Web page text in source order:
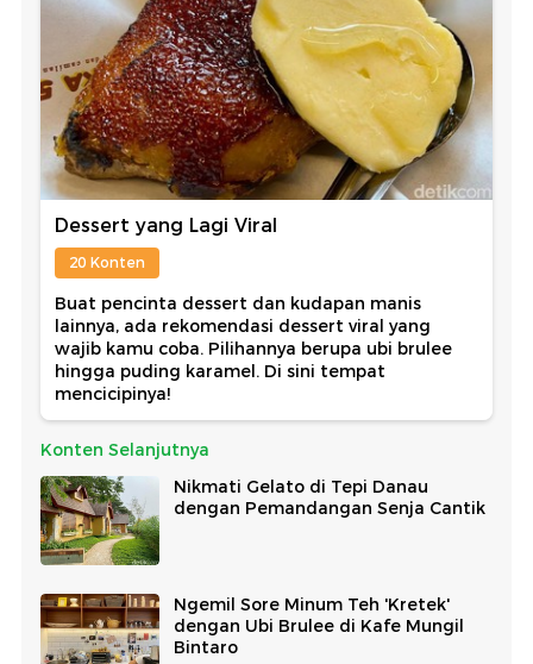
Dessert yang Lagi Viral
20 Konten
Buat pencinta dessert dan kudapan manis
lainnya, ada rekomendasi dessert viral yang
wajib kamu coba. Pilihannya berupa ubi brulee
hingga puding karamel. Di sini tempat
mencicipinya!
Konten Selanjutnya
Nikmati Gelato di Tepi Danau
dengan Pemandangan Senja Cantik
Ngemil Sore Minum Teh 'Kretek'
dengan Ubi Brulee di Kafe Mungil
Bintaro